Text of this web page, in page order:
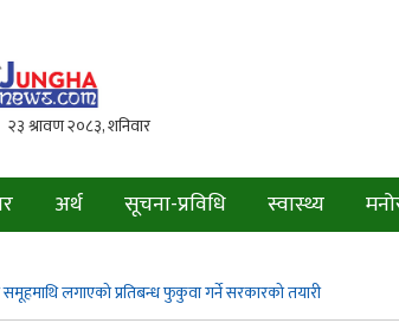
अर्थ सूचना-प्रविधि स्वास्थ्य
लगाएको प्रतिबन्ध फुकुवा गर्ने सरकारको तयारी